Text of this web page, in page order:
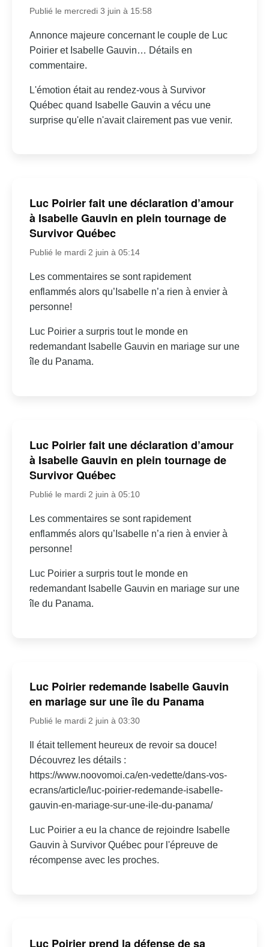
Publié le mercredi 3 juin à 15:58
Annonce majeure concernant le couple de Luc
Poirier et Isabelle Gauvin… Détails en
commentaire.
L'émotion était au rendez-vous à Survivor
Québec quand Isabelle Gauvin a vécu une
surprise qu'elle n'avait clairement pas vue venir.
Luc Poirier fait une déclaration d’amour
à Isabelle Gauvin en plein tournage de
Survivor Québec
Publié le mardi 2 juin à 05:14
Les commentaires se sont rapidement
enflammés alors qu’Isabelle n’a rien à envier à
personne!
Luc Poirier a surpris tout le monde en
redemandant Isabelle Gauvin en mariage sur une
île du Panama.
Luc Poirier fait une déclaration d’amour
à Isabelle Gauvin en plein tournage de
Survivor Québec
Publié le mardi 2 juin à 05:10
Les commentaires se sont rapidement
enflammés alors qu’Isabelle n’a rien à envier à
personne!
Luc Poirier a surpris tout le monde en
redemandant Isabelle Gauvin en mariage sur une
île du Panama.
Luc Poirier redemande Isabelle Gauvin
en mariage sur une île du Panama
Publié le mardi 2 juin à 03:30
Il était tellement heureux de revoir sa douce!
Découvrez les détails :
https://www.noovomoi.ca/en-vedette/dans-vos-
ecrans/article/luc-poirier-redemande-isabelle-
gauvin-en-mariage-sur-une-ile-du-panama/
Luc Poirier a eu la chance de rejoindre Isabelle
Gauvin à Survivor Québec pour l'épreuve de
récompense avec les proches.
Luc Poirier prend la défense de sa